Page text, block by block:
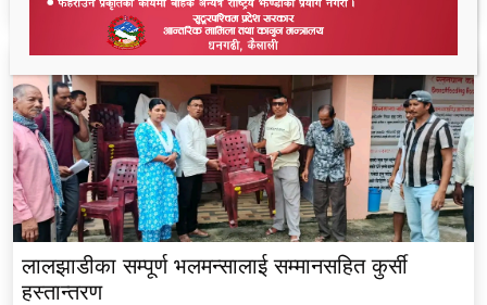
लालझाडीका सम्पूर्ण भलमन्सालाई सम्मानसहित कुर्सी
हस्तान्तरण